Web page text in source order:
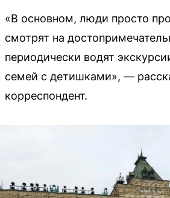
«В основном, люди просто
смотрят на
периодически водят
семей с детишками», —
корреспондент.